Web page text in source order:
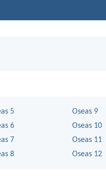
5
6
7
8
Oseas 9
Oseas 10
Oseas 11
Oseas 12